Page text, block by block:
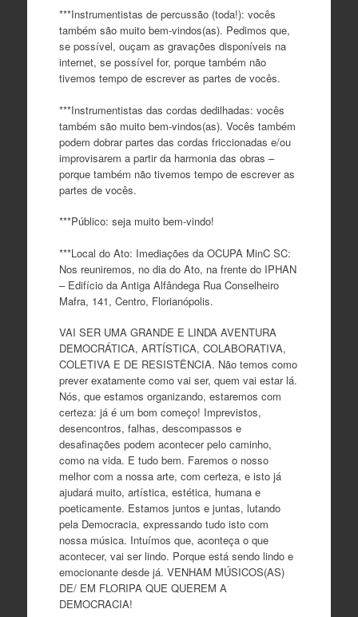
***Instrumentistas de percussão (toda!): vocês
também são muito bem-vindos(as). Pedimos que,
se possível, ouçam as gravações disponíveis na
internet, se possível for, porque também não
tivemos tempo de escrever as partes de vocês.
***Instrumentistas das cordas dedilhadas: vocês
também são muito bem-vindos(as). Vocês também
podem dobrar partes das cordas friccionadas e/ou
improvisarem a partir da harmonia das obras –
porque também não tivemos tempo de escrever as
partes de vocês.
***Público: seja muito bem-vindo!
***Local do Ato: Imediações da OCUPA MinC SC:
Nos reuniremos, no dia do Ato, na frente do IPHAN
– Edifício da Antiga Alfândega Rua Conselheiro
Mafra, 141, Centro, Florianópolis.
VAI SER UMA GRANDE E LINDA AVENTURA
DEMOCRÁTICA, ARTÍSTICA, COLABORATIVA,
COLETIVA E DE RESISTÊNCIA. Não temos como
prever exatamente como vai ser, quem vai estar lá.
Nós, que estamos organizando, estaremos com
certeza: já é um bom começo! Imprevistos,
desencontros, falhas, descompassos e
desafinações podem acontecer pelo caminho,
como na vida. E tudo bem. Faremos o nosso
melhor com a nossa arte, com certeza, e isto já
ajudará muito, artística, estética, humana e
poeticamente. Estamos juntos e juntas, lutando
pela Democracia, expressando tudo isto com
nossa música. Intuímos que, aconteça o que
acontecer, vai ser lindo. Porque está sendo lindo e
emocionante desde já. VENHAM MÚSICOS(AS)
DE/ EM FLORIPA QUE QUEREM A
DEMOCRACIA!